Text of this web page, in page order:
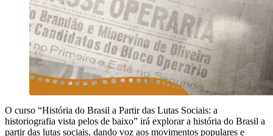
O curso “História do Brasil a Partir das Lutas Sociais: a
historiografia vista pelos de baixo” irá explorar a história do Brasil a
partir das lutas sociais, dando voz aos movimentos populares e